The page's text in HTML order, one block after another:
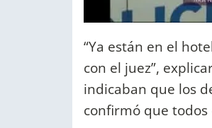
“Ya están en el
con el juez”,
indicaban que los
confirmó que